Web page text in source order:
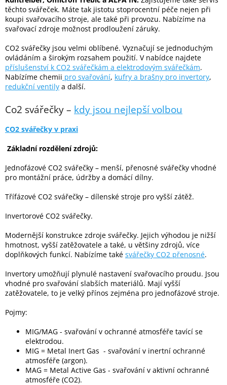
v
k
y
ý
p
i
s
u
těchto svářeček. Máte tak jistotu stoprocentní péče nejen při
koupi svařovacího stroje, ale také při provozu. Nabízíme na
svařovací zdroje možnost prodloužení záruky.
CO2 svářečky jsou velmi oblíbené. Vyznačují se jednoduchým
ovládáním a širokým rozsahem použití. V nabídce najdete
příslušenství k CO2 svářečkám a elektrodovým svářečkám.
Nabízíme chemii pro svařování, kufry a brašny pro invertory,
redukční ventily a další.
Co2 svářečky – kdy jsou nejlepší volbou
CO2 svářečky v praxi
Základní rozdělení zdrojů:
Jednofázové CO2 svářečky – menší, přenosné svářečky vhodné
pro montážní práce, údržby a domácí dílny.
Třífázové CO2 svářečky – dílenské stroje pro vyšší zátěž.
Invertorové CO2 svářečky.
Modernější konstrukce zdroje svářečky. Jejich výhodou je nižší
hmotnost, vyšší zatěžovatele a také, u většiny zdrojů, více
doplňkových funkcí. Nabízíme také svářečky CO2 přenosné.
Invertory umožňují plynulé nastavení svařovacího proudu. Jsou
vhodné pro svařování slabších materiálů. Mají vyšší
zatěžovatele, to je velký přínos zejména pro jednofázové stroje.
Pojmy:
MIG/MAG - svařování v ochranné atmosféře tavící se
elektrodou.
MIG = Metal Inert Gas - svařování v inertní ochranné
atmosféře (argon).
MAG = Metal Active Gas - svařování v aktivní ochranné
atmosféře (CO2).